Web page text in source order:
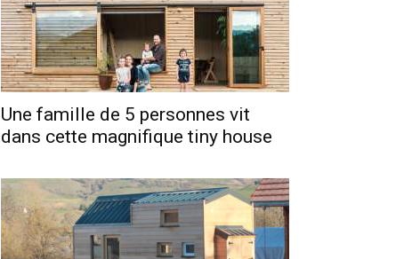
Une famille de 5 personnes vit
dans cette magnifique tiny house